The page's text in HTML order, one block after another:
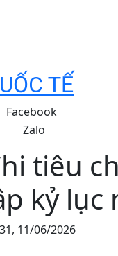
TẾ
Facebook
Zalo
tiêu
kỷ lục
11/06/2026